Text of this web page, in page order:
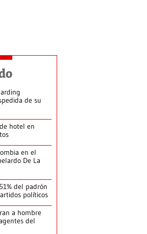
de su
hotel en
en el
De La
del padrón
políticos
a hombre
del